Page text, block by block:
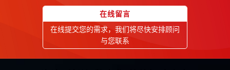
在线留言
在线提交您的需求，我们将尽快安排顾问
与您联系